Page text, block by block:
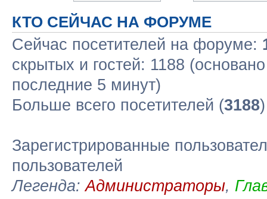
КТО СЕЙЧАС НА ФОРУМЕ
Сейчас посетителей на форуме:
скрытых и гостей: 1188
последние 5 минут)
Больше всего посетителей (3188
Зарегистрированные
пользователей
Легенда:Администраторы,